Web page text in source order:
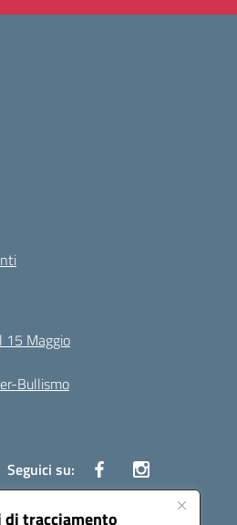
tracciamento
15 Maggio
Bullismo
Seguici su: